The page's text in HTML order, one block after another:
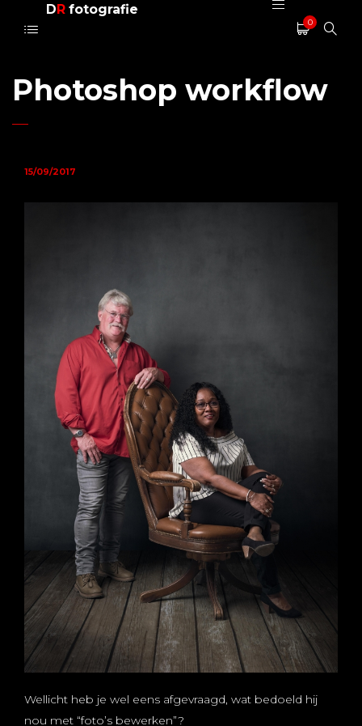
DR fotografie
0
Photoshop workflow
15/09/2017
Wellicht heb je wel eens afgevraagd, wat bedoeld hij
nou met “foto’s bewerken”?